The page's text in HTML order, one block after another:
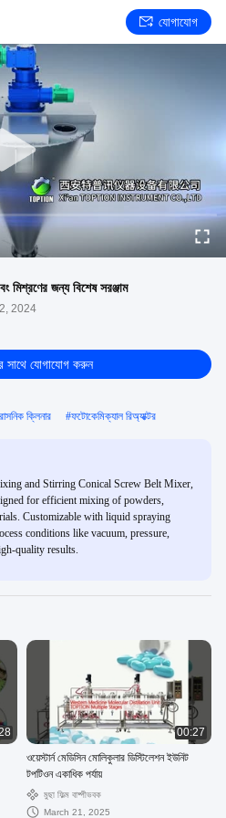
যোগাযোগ
মিশ্রণের জন্য বিশেষ সরঞ্জাম
2024
সাথে যোগাযোগ করুন
ক্লিনার #ফটোকেমিক্যাল রিঅ্যাক্টর
and Stirring Conical Screw Belt Mixer,
for efficient mixing of powders,
Customizable with liquid spraying
conditions like vacuum, pressure,
quality results.
00:27
ওয়েস্টার্ন মেডিসিন মোলিকুলার ডিস্টিলেশন ইউনিট
টপটিওন একাধিক পর্যায়
মুছা ফিল্ম বাষ্পীভবক
March 21, 2025